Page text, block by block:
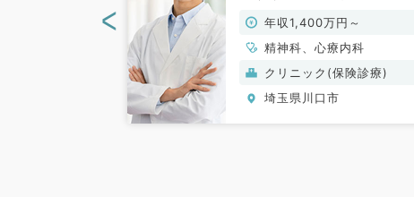
勤）年収1,400万円～
精神科、心療内科
クリニック(保険診療)
埼玉県川口市
<